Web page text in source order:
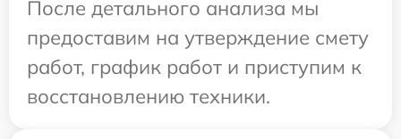
После детального анализа мы
предоставим на утверждение смету
работ, график работ и приступим к
восстановлению техники.